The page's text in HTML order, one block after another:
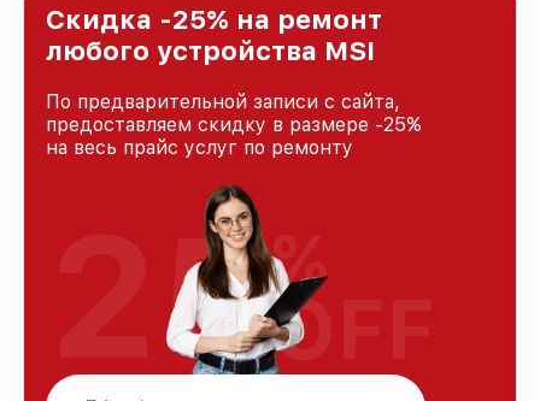
Краснодаре, постоянно повышая уровень
доверия и лояльности наших клиентов.
Скидка -25% на ремонт
любого устройства MSI
По предварительной записи с сайта,
предоставляем скидку в размере -25%
на весь прайс услуг по ремонту
25%
OFF